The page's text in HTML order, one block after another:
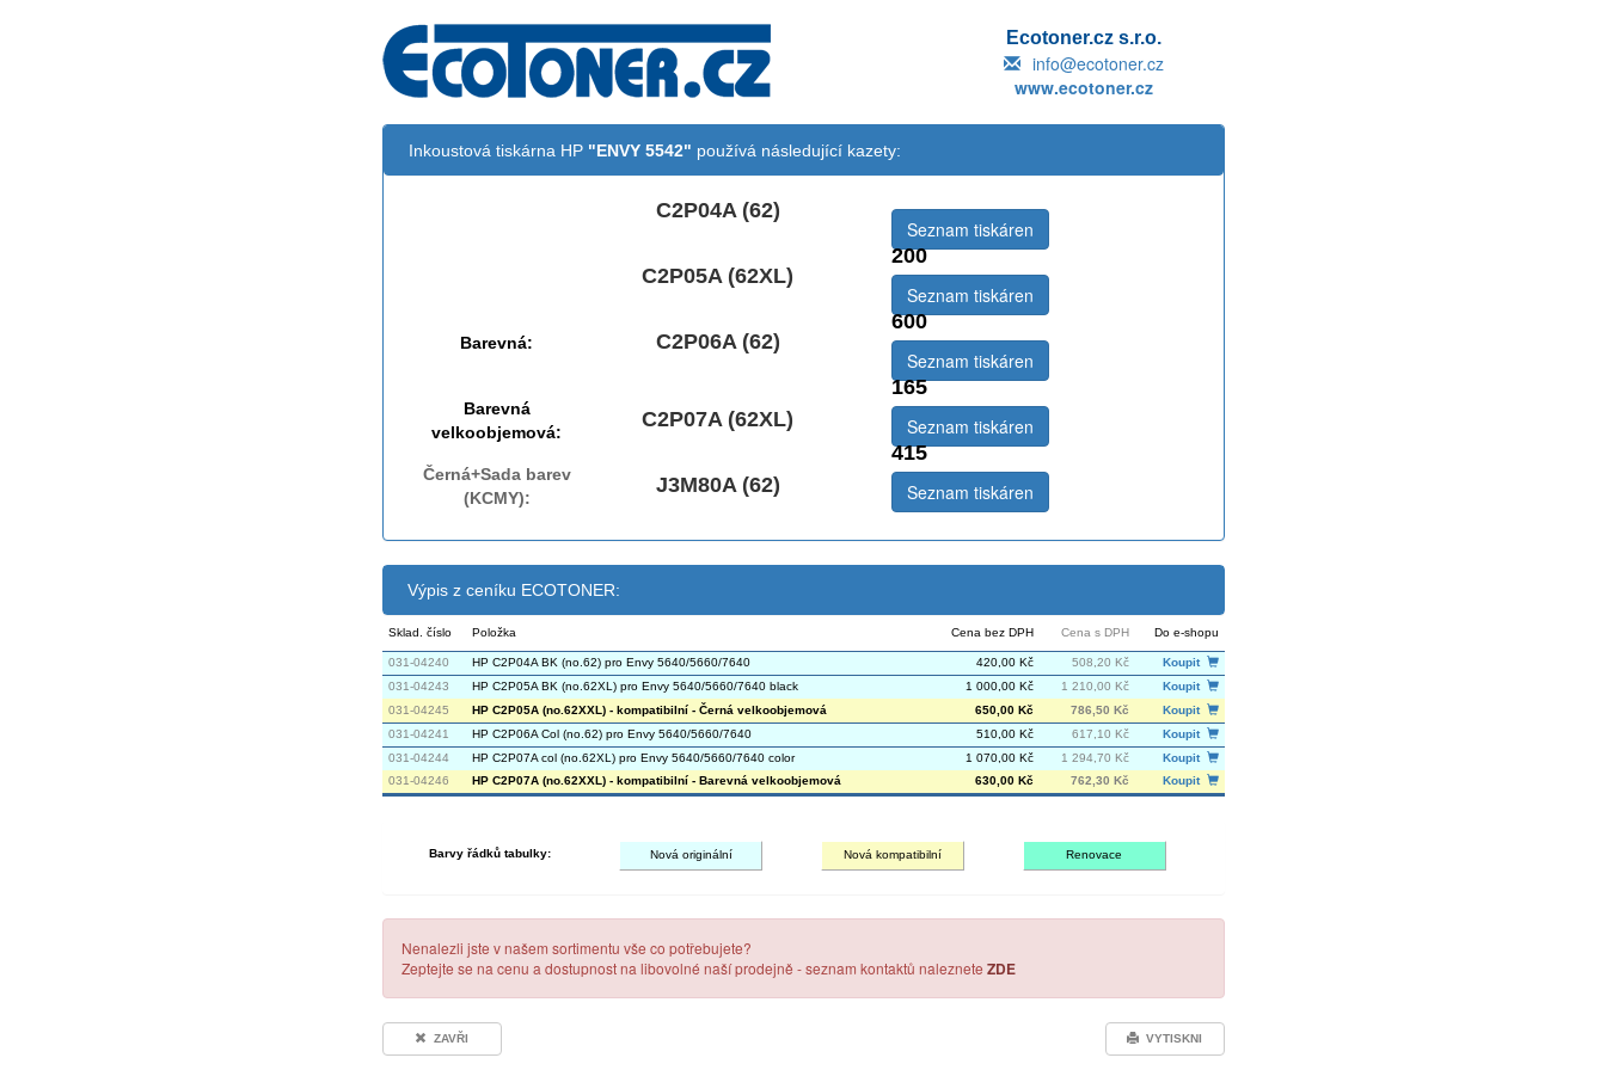
Ecotoner.cz s.r.o.
info@ecotoner.cz
www.ecotoner.cz
Inkoustová tiskárna HP "ENVY 5542" používá následující kazety:
C2P04A (62)
200
Seznam tiskáren
C2P05A (62XL)
600
Seznam tiskáren
Barevná:
C2P06A (62)
165
Seznam tiskáren
Barevná
velkoobjemová:
C2P07A (62XL)
415
Seznam tiskáren
Černá+Sada barev
(KCMY):
J3M80A (62) Seznam tiskáren
Výpis z ceníku ECOTONER:
Sklad. číslo Položka Cena bez DPH Cena s DPH Do e-shopu
031-04240 HP C2P04A BK (no.62) pro Envy 5640/5660/7640 420,00 Kč 508,20 Kč
Koupit
031-04243
HP C2P05A BK (no.62XL) pro Envy 5640/5660/7640 black 1 000,00 Kč 1 210,00 Kč
Koupit
031-04245
HP C2P05A (no.62XXL) - kompatibilní - Černá velkoobjemová 650,00 Kč 786,50 Kč
Koupit
031-04241
HP C2P06A Col (no.62) pro Envy 5640/5660/7640 510,00 Kč 617,10 Kč
Koupit
031-04244
HP C2P07A col (no.62XL) pro Envy 5640/5660/7640 color 1 070,00 Kč 1 294,70 Kč
Koupit
031-04246
HP C2P07A (no.62XXL) - kompatibilní - Barevná velkoobjemová 630,00 Kč 762,30 Kč Koupit
Barvy řádků tabulky: Nová originální Nová kompatibilní Renovace
Nenalezli jste v našem sortimentu vše co potřebujete?
Zeptejte se na cenu a dostupnost na libovolné naší prodejně - seznam kontaktů naleznete ZDE
ZAVŘI VYTISKNI